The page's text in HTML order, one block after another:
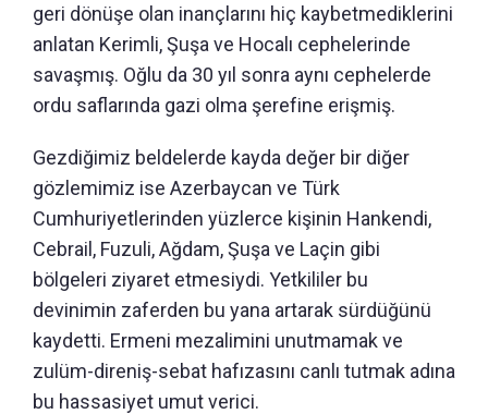
geri dönüşe olan inançlarını hiç kaybetmediklerini
anlatan Kerimli, Şuşa ve Hocalı cephelerinde
savaşmış. Oğlu da 30 yıl sonra aynı cephelerde
ordu saflarında gazi olma şerefine erişmiş.
Gezdiğimiz beldelerde kayda değer bir diğer
gözlemimiz ise Azerbaycan ve Türk
Cumhuriyetlerinden yüzlerce kişinin Hankendi,
Cebrail, Fuzuli, Ağdam, Şuşa ve Laçin gibi
bölgeleri ziyaret etmesiydi. Yetkililer bu
devinimin zaferden bu yana artarak sürdüğünü
kaydetti. Ermeni mezalimini unutmamak ve
zulüm-direniş-sebat hafızasını canlı tutmak adına
bu hassasiyet umut verici.